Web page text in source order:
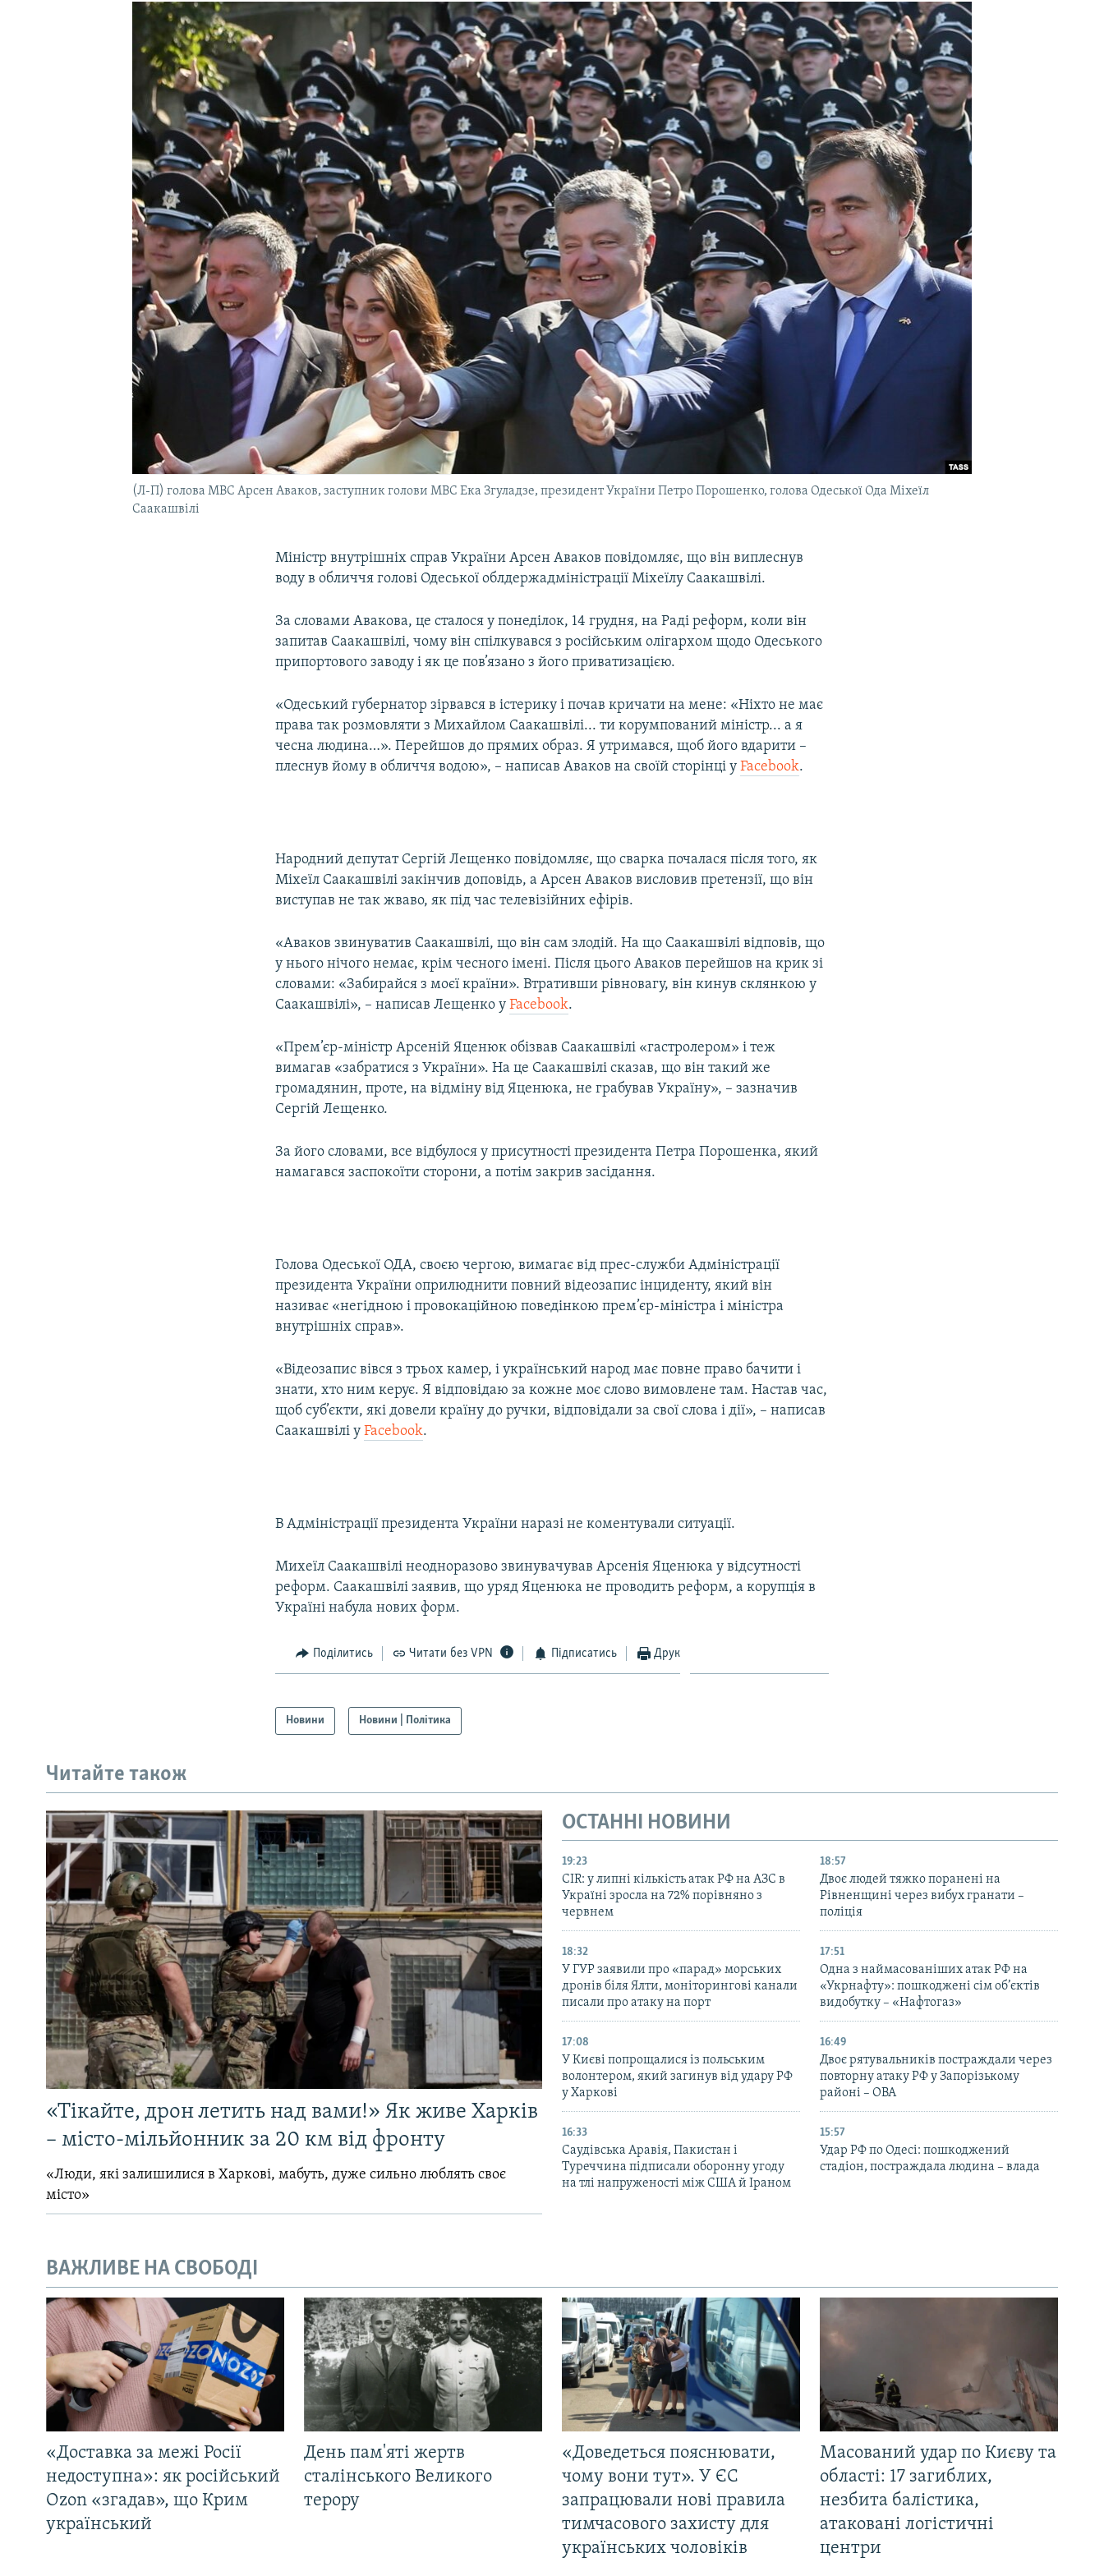
(Л-П) голова МВС Арсен Аваков, заступник голови МВС Ека Згуладзе, президент України Петро Порошенко, голова Одеської Ода Міхеїл
Саакашвілі
Міністр внутрішніх справ України Арсен Аваков повідомляє, що він виплеснув
воду в обличчя голові Одеської облдержадміністрації Міхеїлу Саакашвілі.
За словами Авакова, це сталося у понеділок, 14 грудня, на Раді реформ, коли він
запитав Саакашвілі, чому він спілкувався з російським олігархом щодо Одеського
припортового заводу і як це пов’язано з його приватизацією.
«Одеський губернатор зірвався в істерику і почав кричати на мене: «Ніхто не має
права так розмовляти з Михайлом Саакашвілі... ти корумпований міністр... а я
чесна людина…». Перейшов до прямих образ. Я утримався, щоб його вдарити –
плеснув йому в обличчя водою», – написав Аваков на своїй сторінці уFacebook.
Народний депутат Сергій Лещенко повідомляє, що сварка почалася після того, як
Міхеїл Саакашвілі закінчив доповідь, а Арсен Аваков висловив претензії, що він
виступав не так жваво, як під час телевізійних ефірів.
«Аваков звинуватив Саакашвілі, що він сам злодій. На що Саакашвілі відповів, що
у нього нічого немає, крім чесного імені. Після цього Аваков перейшов на крик зі
словами: «Забирайся з моєї країни». Втративши рівновагу, він кинув склянкою у
Саакашвілі», – написав Лещенко уFacebook.
«Прем’єр-міністр Арсеній Яценюк обізвав Саакашвілі «гастролером» і теж
вимагав «забратися з України». На це Саакашвілі сказав, що він такий же
громадянин, проте, на відміну від Яценюка, не грабував Україну», – зазначив
Сергій Лещенко.
За його словами, все відбулося у присутності президента Петра Порошенка, який
намагався заспокоїти сторони, а потім закрив засідання.
Голова Одеської ОДА, своєю чергою, вимагає від прес-служби Адміністрації
президента України оприлюднити повний відеозапис інциденту, який він
називає «негідною і провокаційною поведінкою прем’єр-міністра і міністра
внутрішніх справ».
«Відеозапис вівся з трьох камер, і український народ має повне право бачити і
знати, хто ним керує. Я відповідаю за кожне моє слово вимовлене там. Настав час,
щоб суб’єкти, які довели країну до ручки, відповідали за свої слова і дії», – написав
Саакашвілі уFacebook.
В Адміністрації президента України наразі не коментували ситуації.
Михеїл Саакашвілі неодноразово звинувачував Арсенія Яценюка у відсутності
реформ. Саакашвілі заявив, що уряд Яценюка не проводить реформ, а корупція в
Україні набула нових форм.
Поділитись Читати без VPN Підписатись Друк
Новини Новини | Політика
Читайте також
«Тікайте, дрон летить над вами!» Як живе Харків
– місто-мільйонник за 20 км від фронту
«Люди, які залишилися в Харкові, мабуть, дуже сильно люблять своє
місто»
ОСТАННІ НОВИНИ
19:23
CIR: у липні кількість атак РФ на АЗС в
Україні зросла на 72% порівняно з
червнем
18:57
Двоє людей тяжко поранені на
Рівненщині через вибух гранати –
поліція
18:32
У ГУР заявили про «парад» морських
дронів біля Ялти, моніторингові канали
писали про атаку на порт
17:51
Одна з наймасованіших атак РФ на
«Укрнафту»: пошкоджені сім об’єктів
видобутку – «Нафтогаз»
17:08
У Києві попрощалися із польським
волонтером, який загинув від удару РФ
у Харкові
16:49
Двоє рятувальників постраждали через
повторну атаку РФ у Запорізькому
районі – ОВА
16:33
Саудівська Аравія, Пакистан і
Туреччина підписали оборонну угоду
на тлі напруженості між США й Іраном
15:57
Удар РФ по Одесі: пошкоджений
стадіон, постраждала людина – влада
ВАЖЛИВЕ НА СВОБОДІ
«Доставка за межі Росії
недоступна»: як російський
Ozon «згадав», що Крим
український
День пам'яті жертв
сталінського Великого
терору
«Доведеться пояснювати,
чому вони тут». У ЄС
запрацювали нові правила
тимчасового захисту для
українських чоловіків
Масований удар по Києву та
області: 17 загиблих,
незбита балістика,
атаковані логістичні
центри